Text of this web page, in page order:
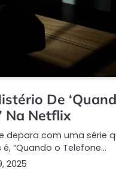
De
Na Netflix
depara com uma série
“Quando o Telefone…
2025